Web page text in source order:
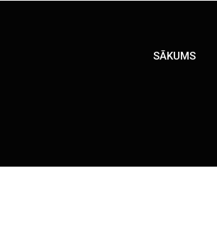
SĀKUMS